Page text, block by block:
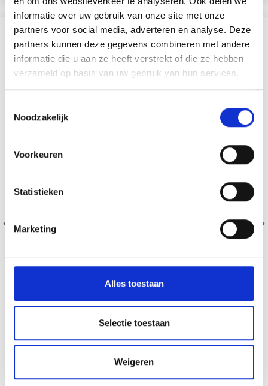
informatie over uw gebruik van onze site met onze
partners voor social media, adverteren en analyse. Deze
partners kunnen deze gegevens combineren met andere
informatie die u aan ze heeft verstrekt of die ze hebben
verzameld op basis van uw gebruik van hun services.
Noodzakelijk
Voorkeuren
Statistieken
Marketing
Alles toestaan
Selectie toestaan
Weigeren
SIMILAIRE À CECI
19% de réduction
KNITPRO CÂBLE EN ACIER INOXYDABLE SWIVEL OR
EUR 3.70EUR 4.60
Voir toutes les options